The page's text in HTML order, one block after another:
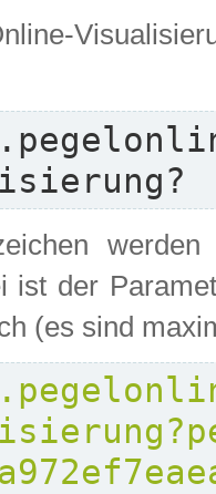
ist der
(es sind